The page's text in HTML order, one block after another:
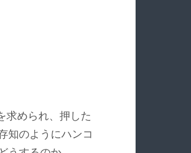
求められ、押した
知のようにハンコ